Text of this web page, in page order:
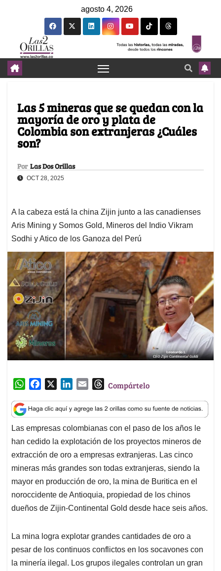
agosto 4, 2026
Las 5 mineras que se quedan con la
mayoría de oro y plata de
Colombia son extranjeras ¿Cuáles
son?
Por Las Dos Orillas
OCT 28, 2025
A la cabeza está la china Zijin junto a las canadienses
Aris Mining y Somos Gold, Mineros del Indio Vikram
Sodhi y Atico de los Ganoza del Perú
W
a
t
s
A
p
p
c
e
b
o
o
k
n
k
e
d
I
n
a
i
l
T
r
e
a
d
s
Compártelo
Las empresas colombianas con el paso de los años le
han cedido la explotación de los proyectos mineros de
extracción de oro a empresas extranjeras. Las cinco
mineras más grandes son todas extranjeras, siendo la
mayor en producción de oro, la mina de Buritica en el
noroccidente de Antioquia, propiedad de los chinos
dueños de Zijin-Continental Gold desde hace seis años.
La mina logra explotar grandes cantidades de oro a
pesar de los continuos conflictos en los socavones con
la minería ilegal. Los grupos ilegales controlan un gran